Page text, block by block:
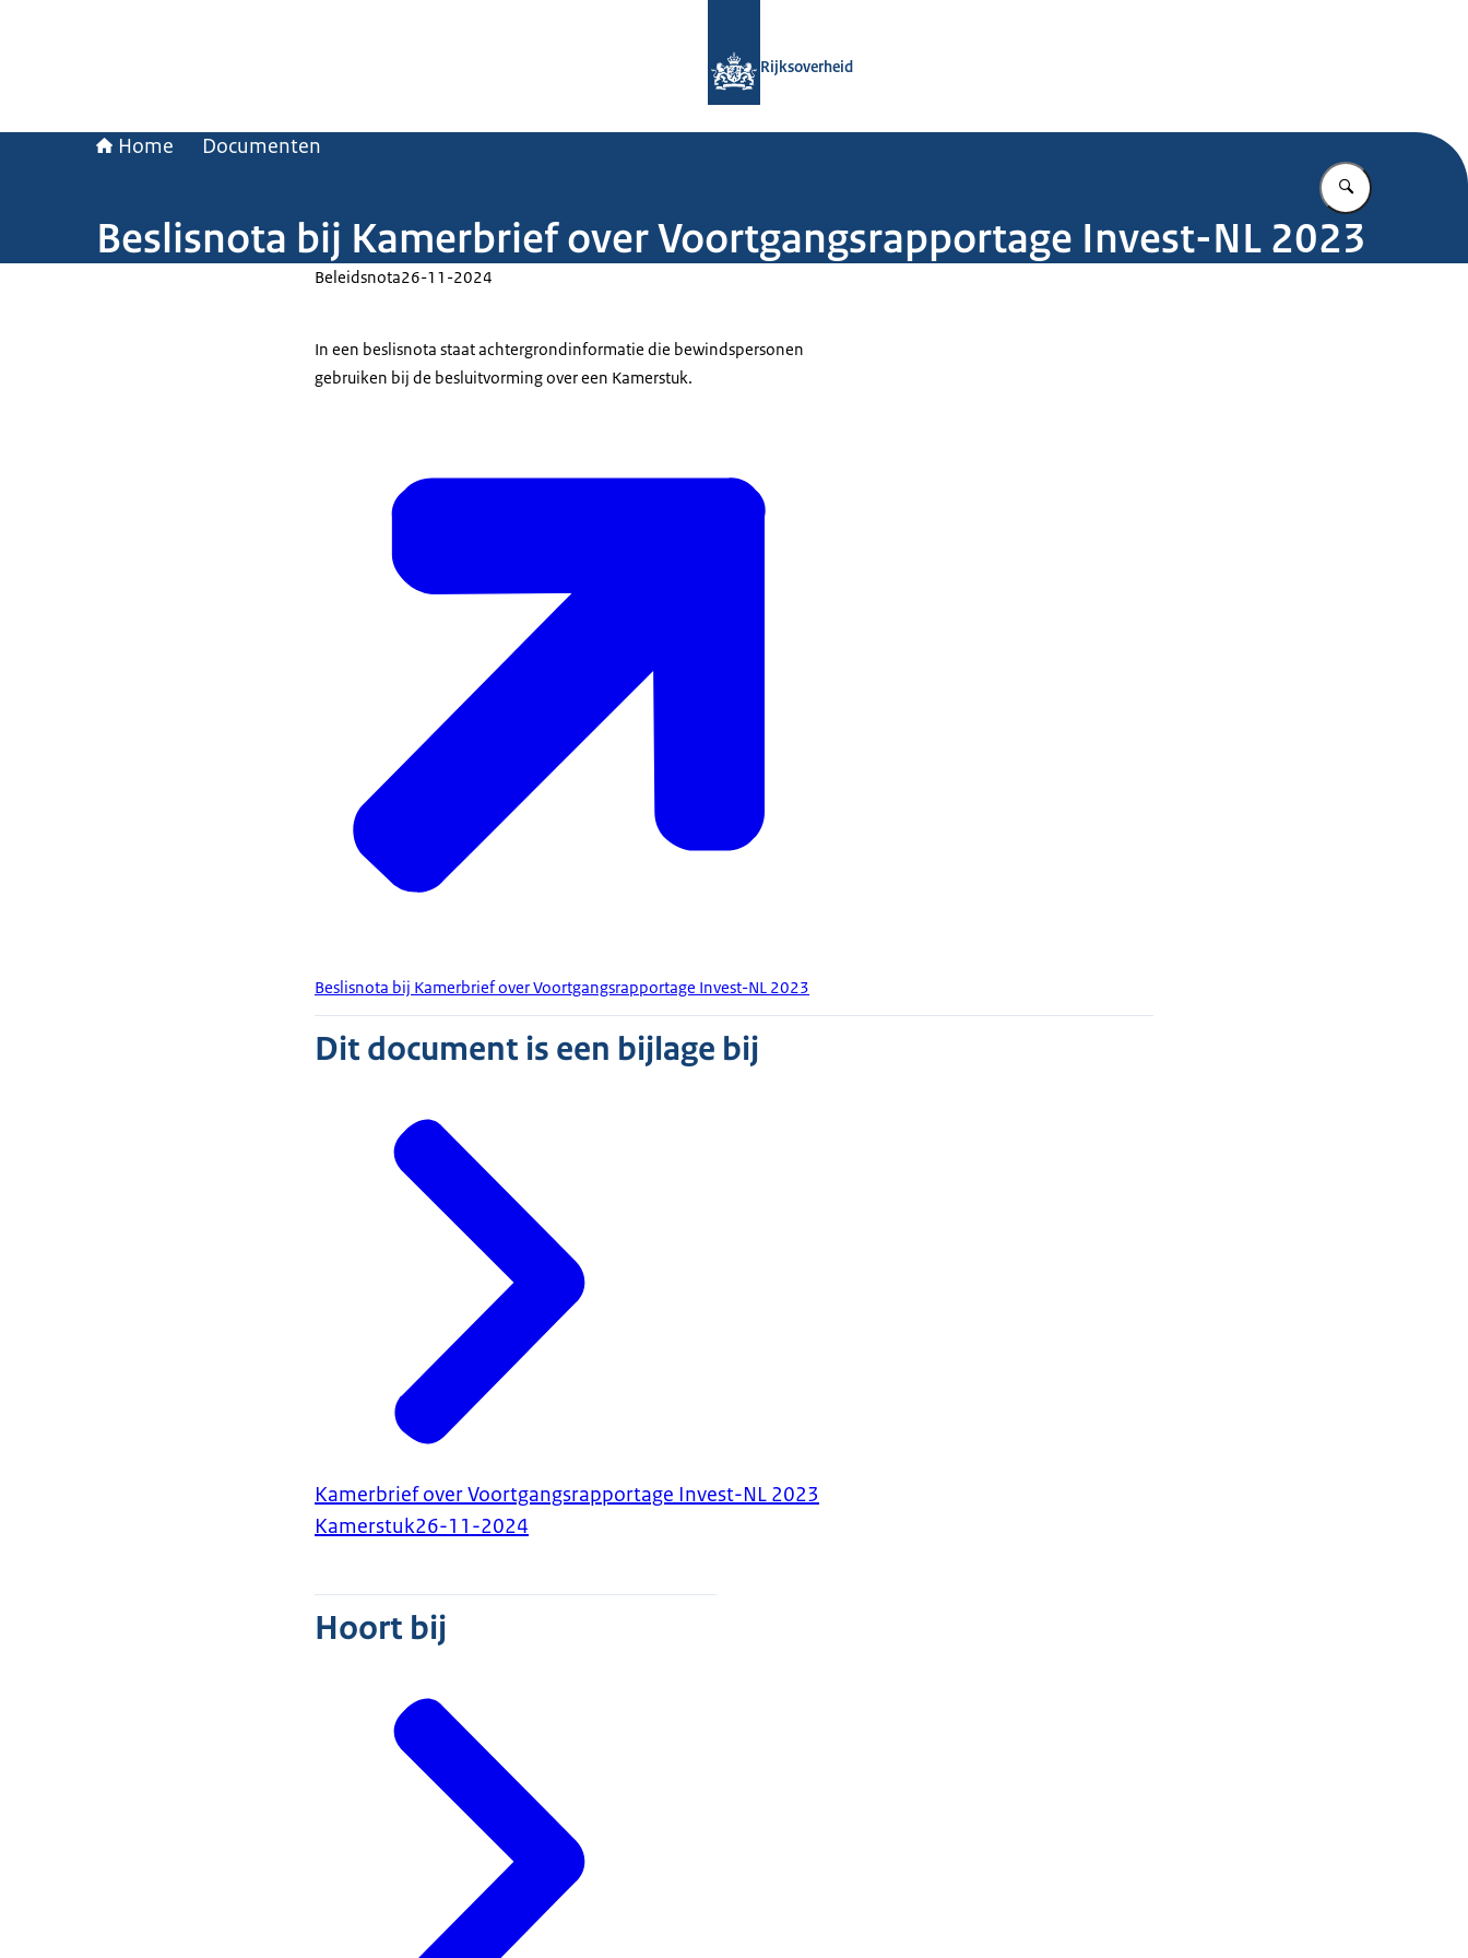
Rijksoverheid
Home Documenten
Vul in wat u
Beslisnota bij Kamerbrief over Voortgangsrapportage Invest-NL 2023
Beleidsnota26-11-2024
In een beslisnota staat achtergrondinformatie die bewindspersonen
gebruiken bij de besluitvorming over een Kamerstuk.
Beslisnota bij Kamerbrief over Voortgangsrapportage Invest-NL 2023
Dit document is een bijlage bij
Kamerbrief over Voortgangsrapportage Invest-NL 2023
Kamerstuk26-11-2024
Hoort bij